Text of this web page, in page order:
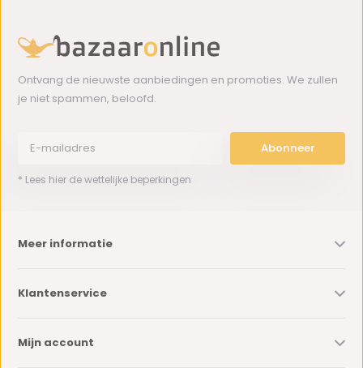
Ontvang de nieuwste aanbiedingen en promoties. We zullen
je niet spammen, beloofd.
Abonneer
* Lees hier de wettelijke beperkingen
Meer informatie
Klantenservice
Mijn account